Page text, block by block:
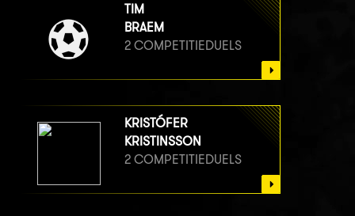
TIM
BRAEM
2 COMPETITIEDUELS
KRISTÓFER
KRISTINSSON
2 COMPETITIEDUELS